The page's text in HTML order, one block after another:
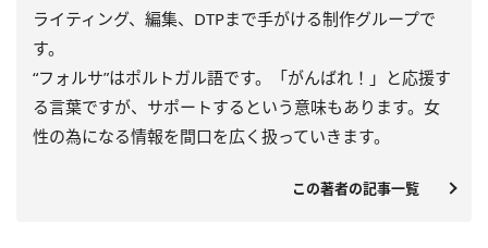
ライティング、編集、DTPまで手がける制作グループで
す。
“フォルサ”はポルトガル語です。「がんばれ！」と応援す
る言葉ですが、サポートするという意味もあります。女
性の為になる情報を間口を広く扱っていきます。
この著者の記事一覧